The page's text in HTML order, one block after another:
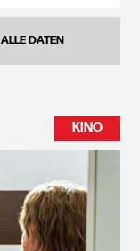
ALLE DATEN
KINO